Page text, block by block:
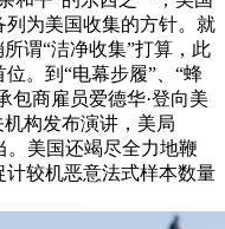
列为美国收集的方针。就
谓“洁净收集”打算，此
。到“电幕步履”、“蜂
包商雇员爱德华·登向美
构发布演讲，美局
。美国还竭尽全力地鞭
计较机恶意法式样本数量